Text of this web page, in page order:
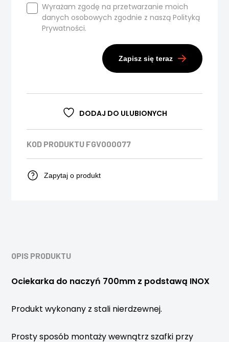
Wyrażam zgodę na przetwarzanie moich
danych osobowych zgodnie z nasząPolityką
Prywatności.
Zapisz się teraz
DODAJ DO ULUBIONYCH
KOD PRODUKTU FGV000077
Zapytaj o produkt
OPIS PRODUKTU
Ociekarka do naczyń 700mm z podstawą INOX
Produkt wykonany z stali nierdzewnej.
Prosty sposób montaży wewnątrz szafki przy